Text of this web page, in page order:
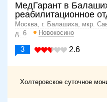
МедГарант в
реабилитационное
Москва, г. Балашиха, мкр.
д. 6
Новокосино
3 2.6
Холтеровское суточное